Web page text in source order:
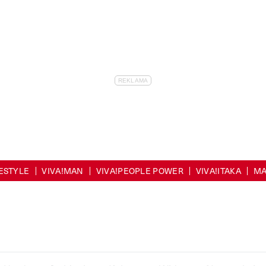
VIVA!MAN VIVA!PEOPLE POWER VIVA!ITAKA